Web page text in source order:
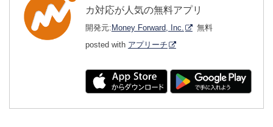
カ対応が人気の無料アプリ
開発元: Money Forward, Inc.
無料
posted with アプリーチ